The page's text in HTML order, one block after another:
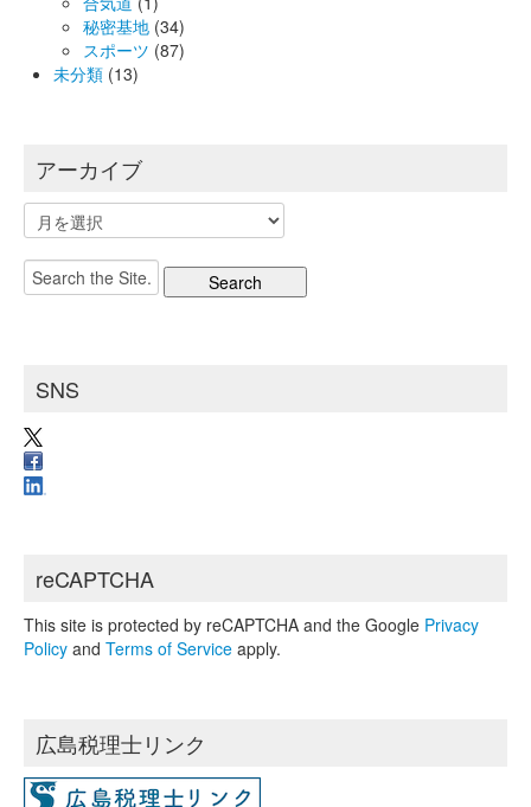
秘密基地 (34)
スポーツ (87)
未分類 (13)
アーカイブ
ア
ー
カ
イ
Search
for:
SNS
reCAPTCHA
This site is protected by reCAPTCHA and the Google Privacy
Policy and Terms of Service apply.
広島税理士リンク